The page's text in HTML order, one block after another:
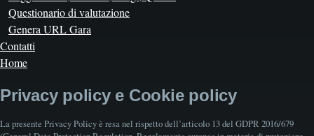
Questionario di valutazione
Genera URL Gara
Contatti
Home
Privacy policy e Cookie policy
La presente Privacy Policy è resa nel rispetto dell’articolo 13 del GDPR 2016/679